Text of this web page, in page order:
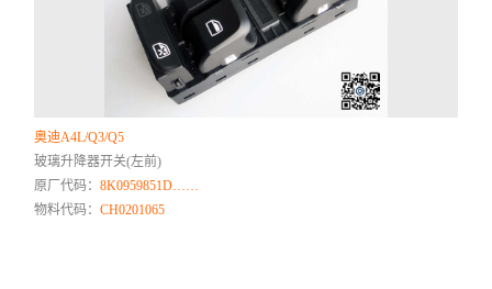
奥迪A4L/Q3/Q5
玻璃升降器开关(左前)
原厂代码：8K0959851D……
物料代码：CH0201065